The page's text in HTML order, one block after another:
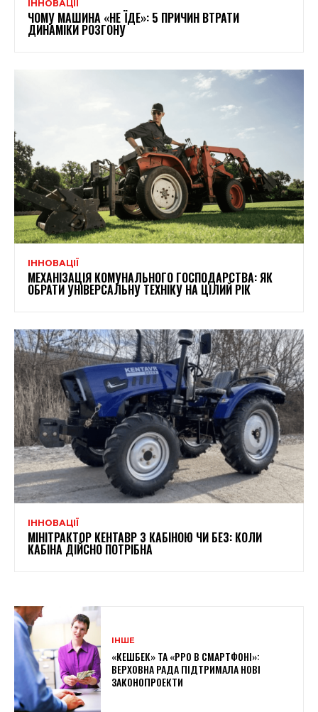
ІННОВАЦІЇ
ЧОМУ МАШИНА «НЕ ЇДЕ»: 5 ПРИЧИН ВТРАТИ
ДИНАМІКИ РОЗГОНУ
ІННОВАЦІЇ
МЕХАНІЗАЦІЯ КОМУНАЛЬНОГО ГОСПОДАРСТВА: ЯК
ОБРАТИ УНІВЕРСАЛЬНУ ТЕХНІКУ НА ЦІЛИЙ РІК
ІННОВАЦІЇ
МІНІТРАКТОР КЕНТАВР З КАБІНОЮ ЧИ БЕЗ: КОЛИ
КАБІНА ДІЙСНО ПОТРІБНА
ІНШЕ
«КЕШБЕК» ТА «PPO В СМАРТФОНІ»:
ВЕРХОВНА РАДА ПІДТРИМАЛА НОВІ
ЗАКОНОПРОЕКТИ